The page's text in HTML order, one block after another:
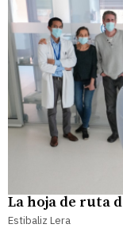
La hoja de ruta
Estibaliz Lera